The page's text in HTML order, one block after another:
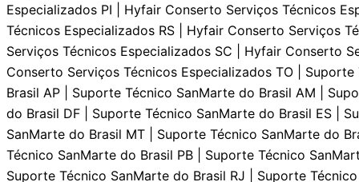
Especializados PI | Hyfair Conserto Serviços Técnicos
Técnicos Especializados RS | Hyfair Conserto Serviços
Serviços Técnicos Especializados SC | Hyfair Conserto
Conserto Serviços Técnicos Especializados TO |
Brasil AP | Suporte Técnico SanMarte do Brasil AM |
do Brasil DF | Suporte Técnico SanMarte do Brasil ES |
SanMarte do Brasil MT | Suporte Técnico SanMarte do
Técnico SanMarte do Brasil PB | Suporte Técnico
Suporte Técnico SanMarte do Brasil RJ | Suporte